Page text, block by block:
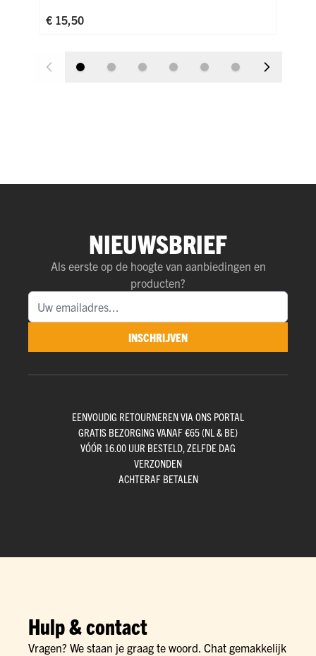
€ 15,50
NIEUWSBRIEF
Als eerste op de hoogte van aanbiedingen en
producten?
INSCHRIJVEN
EENVOUDIG RETOURNEREN VIA ONS PORTAL
GRATIS BEZORGING VANAF €65 (NL & BE)
VÓÓR 16.00 UUR BESTELD, ZELFDE DAG
VERZONDEN
ACHTERAF BETALEN
Hulp & contact
Vragen? We staan je graag te woord. Chat gemakkelijk